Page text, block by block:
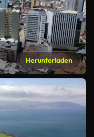
Herunterladen